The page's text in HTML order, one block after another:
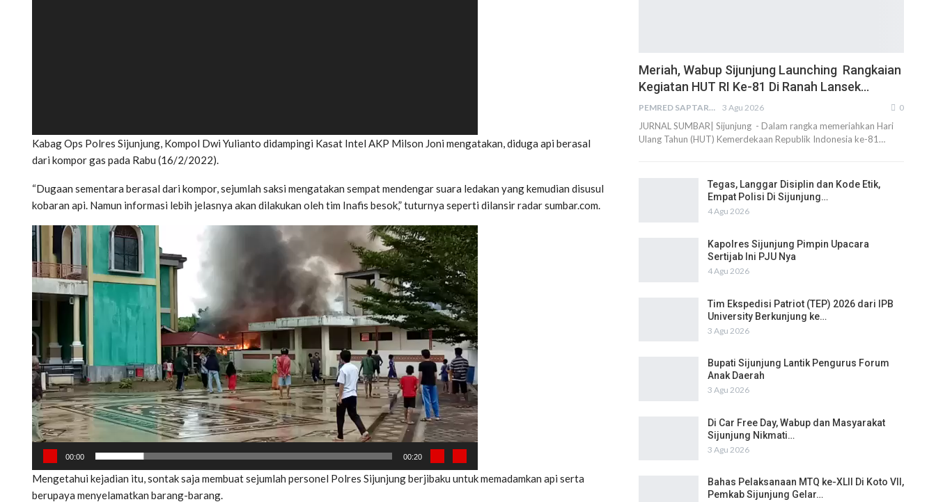
Kabag Ops Polres Sijunjung, Kompol Dwi Yulianto didampingi Kasat Intel AKP Milson Joni mengatakan, diduga api berasal
dari kompor gas pada Rabu (16/2/2022).
“Dugaan sementara berasal dari kompor, sejumlah saksi mengatakan sempat mendengar suara ledakan yang kemudian disusul
kobaran api. Namun informasi lebih jelasnya akan dilakukan oleh tim Inafis besok,” tuturnya seperti dilansir radar sumbar.com.
Pemutar
Video
00:00 00:20
Mengetahui kejadian itu, sontak saja membuat sejumlah personel Polres Sijunjung berjibaku untuk memadamkan api serta
berupaya menyelamatkan barang-barang.
Meriah, Wabup Sijunjung Launching Rangkaian
Kegiatan HUT RI Ke-81 Di Ranah Lansek…
PEMRED SAPTARIUS 3 Agu 2026 0
JURNAL SUMBAR| Sijunjung - Dalam rangka memeriahkan Hari
Ulang Tahun (HUT) Kemerdekaan Republik Indonesia ke-81…
Tegas, Langgar Disiplin dan Kode Etik,
Empat Polisi Di Sijunjung…
4 Agu 2026
Kapolres Sijunjung Pimpin Upacara
Sertijab Ini PJU Nya
4 Agu 2026
Tim Ekspedisi Patriot (TEP) 2026 dari IPB
University Berkunjung ke…
3 Agu 2026
Bupati Sijunjung Lantik Pengurus Forum
Anak Daerah
3 Agu 2026
Di Car Free Day, Wabup dan Masyarakat
Sijunjung Nikmati…
3 Agu 2026
Bahas Pelaksanaan MTQ ke-XLII Di Koto VII,
Pemkab Sijunjung Gelar…